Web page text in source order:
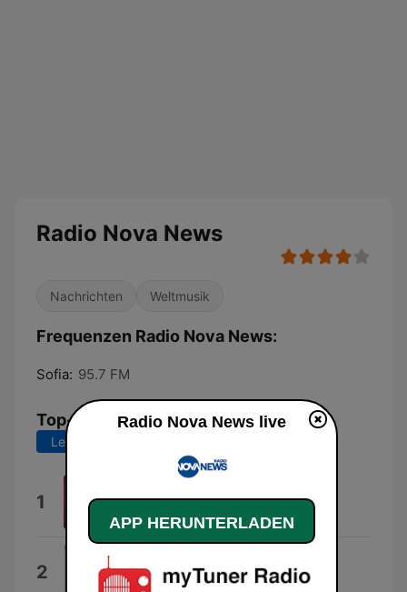
Radio Nova News
Nachrichten Weltmusik
Frequenzen Radio Nova News:
Sofia: 95.7 FM
Top-Songs
Letzte 7 Tage
1
2 Dara Ekimova
Radio Nova News live
APP HERUNTERLADEN